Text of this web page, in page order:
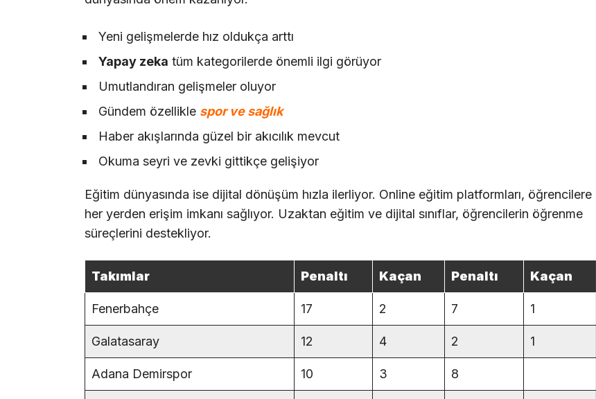
Yeni gelişmelerde hız oldukça arttı
Yapay zeka tüm kategorilerde önemli ilgi görüyor
Umutlandıran gelişmeler oluyor
Gündem özellikle spor ve sağlık
Haber akışlarında güzel bir akıcılık mevcut
Okuma seyri ve zevki gittikçe gelişiyor
Eğitim dünyasında ise dijital dönüşüm hızla ilerliyor. Online eğitim platformları, öğrencilere
her yerden erişim imkanı sağlıyor. Uzaktan eğitim ve dijital sınıflar, öğrencilerin öğrenme
süreçlerini destekliyor.
Takımlar Penaltı Kaçan Penaltı Kaçan
Fenerbahçe 17 2 7 1
Galatasaray 12 4 2 1
Adana Demirspor 10 3 8